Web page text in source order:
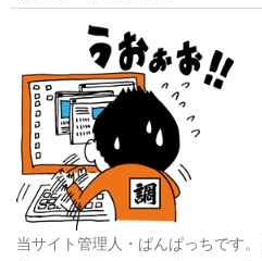
当サイト管理人・ぱんぱっちです。